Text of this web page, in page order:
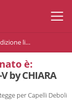
limitata Pantene Pro-V by CHIARA FERRAGNI
è:
by CHIARA
per Capelli Deboli